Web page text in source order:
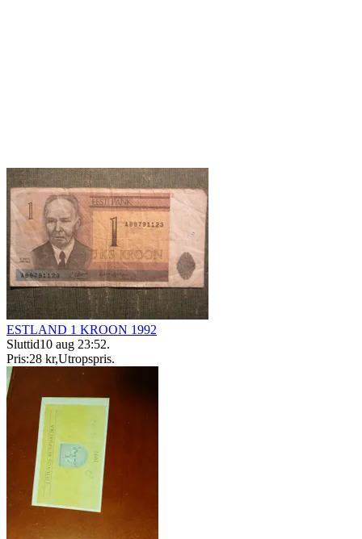
ESTLAND 1 KROON 1992
Sluttid10 aug 23:52.
Pris:28 kr,Utropspris.